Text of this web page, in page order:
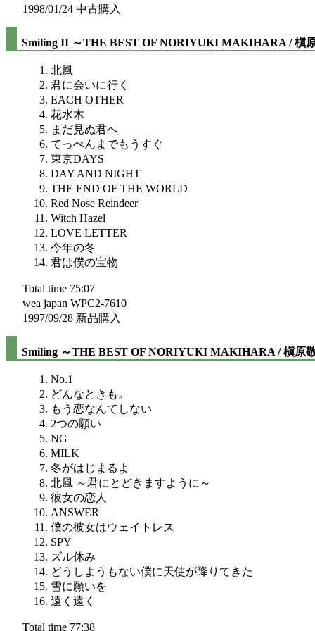
1998/01/24 中古購入
Smiling II ～THE BEST OF NORIYUKI MAKIHARA / 槇
北風
君に会いに行く
EACH OTHER
花水木
まだ見ぬ君へ
てっぺんまでもうすぐ
東京DAYS
DAY AND NIGHT
THE END OF THE WORLD
Red Nose Reindeer
Witch Hazel
LOVE LETTER
今年の冬
君は僕の宝物
Total time 75:07
wea japan WPC2-7610
1997/09/28 新品購入
Smiling ～THE BEST OF NORIYUKI MAKIHARA / 槇原
No.1
どんなときも。
もう恋なんてしない
2つの願い
NG
MILK
冬がはじまるよ
北風 ～君にとどきますように～
彼女の恋人
ANSWER
僕の彼女はウェイトレス
SPY
ズル休み
どうしようもない僕に天使が降りてきた
雪に願いを
遠く遠く
Total time 77:38